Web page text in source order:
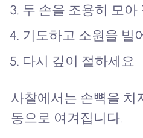
두 손을 조용히 모아
기도하고 소원을 빌
다시 깊이 절하세요
사찰에서는 손뼉을 치
동으로 여겨집니다.